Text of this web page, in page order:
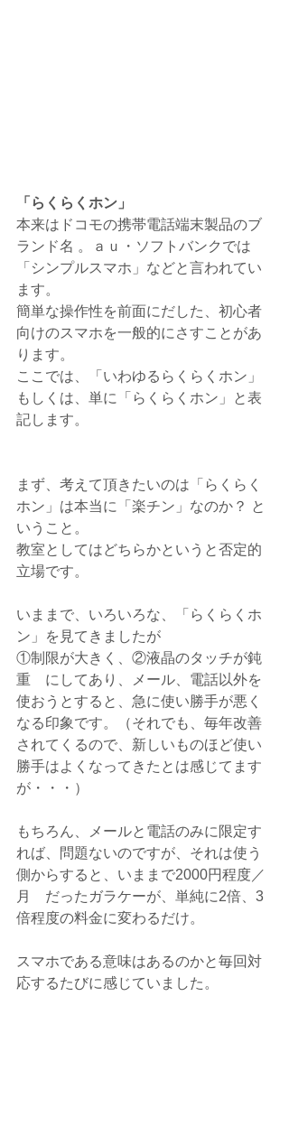
「らくらくホン」
本来はドコモの携帯電話端末製品のブ
ランド名 。ａｕ・ソフトバンクでは
「シンプルスマホ」などと言われてい
ます。
簡単な操作性を前面にだした、初心者
向けのスマホを一般的にさすことがあ
ります。
ここでは、「いわゆるらくらくホン」
もしくは、単に「らくらくホン」と表
記します。
まず、考えて頂きたいのは「らくらく
ホン」は本当に「楽チン」なのか？ と
いうこと。
教室としてはどちらかというと否定的
立場です。
いままで、いろいろな、「らくらくホ
ン」を見てきましたが
①制限が大きく、②液晶のタッチが鈍
重　にしてあり、メール、電話以外を
使おうとすると、急に使い勝手が悪く
なる印象です。（それでも、毎年改善
されてくるので、新しいものほど使い
勝手はよくなってきたとは感じてます
が・・・）
もちろん、メールと電話のみに限定す
れば、問題ないのですが、それは使う
側からすると、いままで2000円程度／
月　だったガラケーが、単純に2倍、3
倍程度の料金に変わるだけ。
スマホである意味はあるのかと毎回対
応するたびに感じていました。